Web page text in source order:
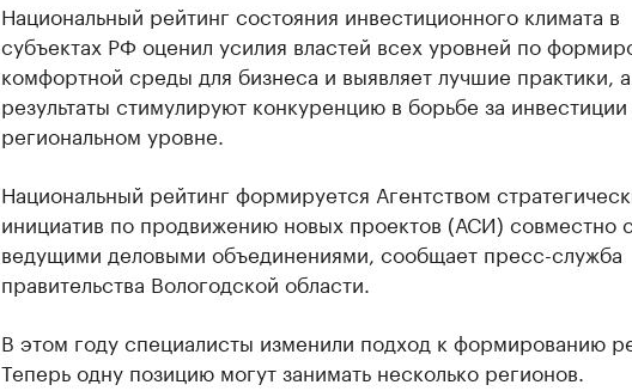
Национальный рейтинг состояния инвестиционного климата в
субъектах РФ оценил усилия властей всех уровней по
комфортной среды для бизнеса и выявляет лучшие практики,
результаты стимулируют конкуренцию в борьбе за инвестиции
региональном уровне.
Национальный рейтинг формируется Агентством
инициатив по продвижению новых проектов (АСИ) совместно с
ведущими деловыми объединениями, сообщает пресс-служба
правительства Вологодской области.
В этом году специалисты изменили подход к формированию
Теперь одну позицию могут занимать несколько регионов.